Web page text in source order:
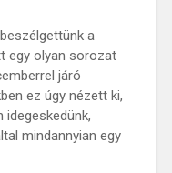
a
egy olyan sorozat
járó
ez úgy nézett ki,
idegeskedünk,
mindannyian egy